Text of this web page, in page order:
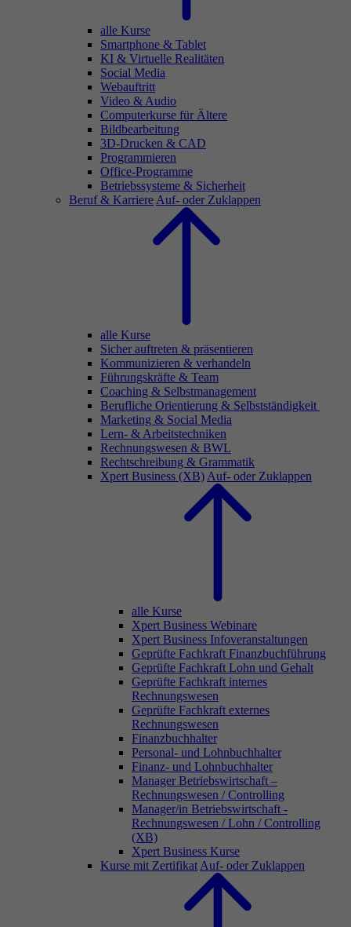
alle Kurse
Smartphone & Tablet
KI & Virtuelle Realitäten
Social Media
Webauftritt
Video & Audio
Computerkurse für Ältere
Bildbearbeitung
3D-Drucken & CAD
Programmieren
Office-Programme
Betriebssysteme & Sicherheit
Beruf & Karriere Auf- oder Zuklappen
alle Kurse
Sicher auftreten & präsentieren
Kommunizieren & verhandeln
Führungskräfte & Team
Coaching & Selbstmanagement
Berufliche Orientierung & Selbstständigkeit
Marketing & Social Media
Lern- & Arbeitstechniken
Rechnungswesen & BWL
Rechtschreibung & Grammatik
Xpert Business (XB) Auf- oder Zuklappen
alle Kurse
Xpert Business Webinare
Xpert Business Infoveranstaltungen
Geprüfte Fachkraft Finanzbuchführung
Geprüfte Fachkraft Lohn und Gehalt
Geprüfte Fachkraft internes
Rechnungswesen
Geprüfte Fachkraft externes
Rechnungswesen
Finanzbuchhalter
Personal- und Lohnbuchhalter
Finanz- und Lohnbuchhalter
Manager Betriebswirtschaft –
Rechnungswesen / Controlling
Manager/in Betriebswirtschaft -
Rechnungswesen / Lohn / Controlling
(XB)
Xpert Business Kurse
Kurse mit Zertifikat Auf- oder Zuklappen